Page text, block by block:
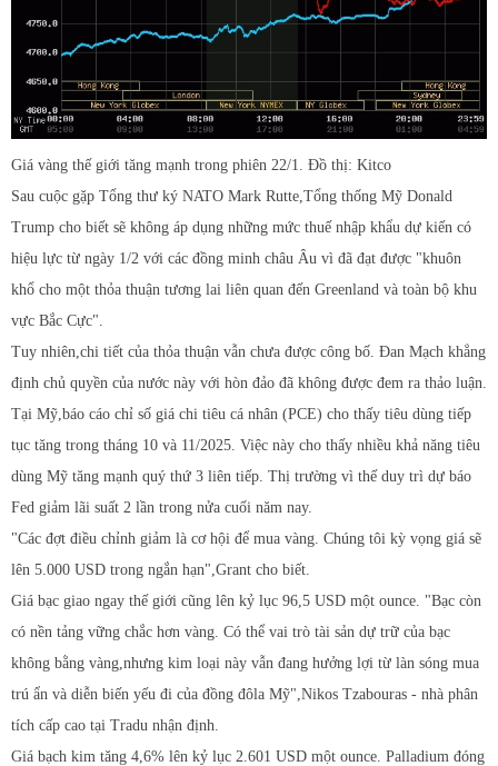
Giá vàng thế giới tăng mạnh trong phiên 22/1. Đồ thị: Kitco
Sau cuộc gặp Tổng thư ký NATO Mark Rutte,Tổng thống Mỹ Donald
Trump cho biết sẽ không áp dụng những mức thuế nhập khẩu dự kiến có
hiệu lực từ ngày 1/2 với các đồng minh châu Âu vì đã đạt được "khuôn
khổ cho một thỏa thuận tương lai liên quan đến Greenland và toàn bộ khu
vực Bắc Cực".
Tuy nhiên,chi tiết của thỏa thuận vẫn chưa được công bố. Đan Mạch khẳng
định chủ quyền của nước này với hòn đảo đã không được đem ra thảo luận.
Tại Mỹ,báo cáo chỉ số giá chi tiêu cá nhân (PCE) cho thấy tiêu dùng tiếp
tục tăng trong tháng 10 và 11/2025. Việc này cho thấy nhiều khả năng tiêu
dùng Mỹ tăng mạnh quý thứ 3 liên tiếp. Thị trường vì thế duy trì dự báo
Fed giảm lãi suất 2 lần trong nửa cuối năm nay.
"Các đợt điều chỉnh giảm là cơ hội để mua vàng. Chúng tôi kỳ vọng giá sẽ
lên 5.000 USD trong ngắn hạn",Grant cho biết.
Giá bạc giao ngay thế giới cũng lên kỷ lục 96,5 USD một ounce. "Bạc còn
có nền tảng vững chắc hơn vàng. Có thể vai trò tài sản dự trữ của bạc
không bằng vàng,nhưng kim loại này vẫn đang hưởng lợi từ làn sóng mua
trú ẩn và diễn biến yếu đi của đồng đôla Mỹ",Nikos Tzabouras - nhà phân
tích cấp cao tại Tradu nhận định.
Giá bạch kim tăng 4,6% lên kỷ lục 2.601 USD một ounce. Palladium đóng